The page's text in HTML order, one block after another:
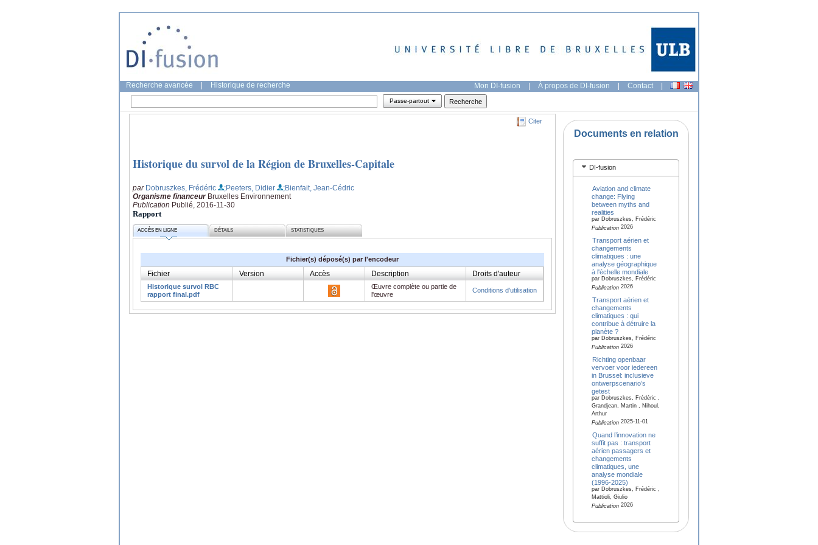
Recherche avancée Historique de recherche Mon DI-fusion | À propos de DI-fusion | Contact |
Passe-partout
Citer
Historique du survol de la Région de Bruxelles-Capitale
par Dobruszkes, Frédéric ;Peeters, Didier
;Bienfait, Jean-Cédric
Organisme financeur Bruxelles Environnement
Publication Publié, 2016-11-30
Rapport
ACCÈS EN LIGNE DÉTAILS STATISTIQUES
Fichier(s) déposé(s) par l'encodeur
Fichier Version Accès Description Droits d'auteur
Historique survol RBC
rapport final.pdf
Œuvre complète ou partie de
l'œuvre
Conditions d'utilisation
Documents en relation
DI-fusion
Aviation and climate
change: Flying
between myths and
realities
par Dobruszkes, Frédéric
Publication2026
Transport aérien et
changements
climatiques : une
analyse géographique
à l'échelle mondiale
par Dobruszkes, Frédéric
Publication2026
Transport aérien et
changements
climatiques : qui
contribue à détruire la
planète ?
par Dobruszkes, Frédéric
Publication2026
Richting openbaar
vervoer voor iedereen
in Brussel: inclusieve
ontwerpscenario’s
getest
par Dobruszkes, Frédéric ,
Grandjean, Martin , Nihoul,
Arthur
Publication2025-11-01
Quand l’innovation ne
suffit pas : transport
aérien passagers et
changements
climatiques, une
analyse mondiale
(1996-2025)
par Dobruszkes, Frédéric ,
Mattioli, Giulio
Publication2026